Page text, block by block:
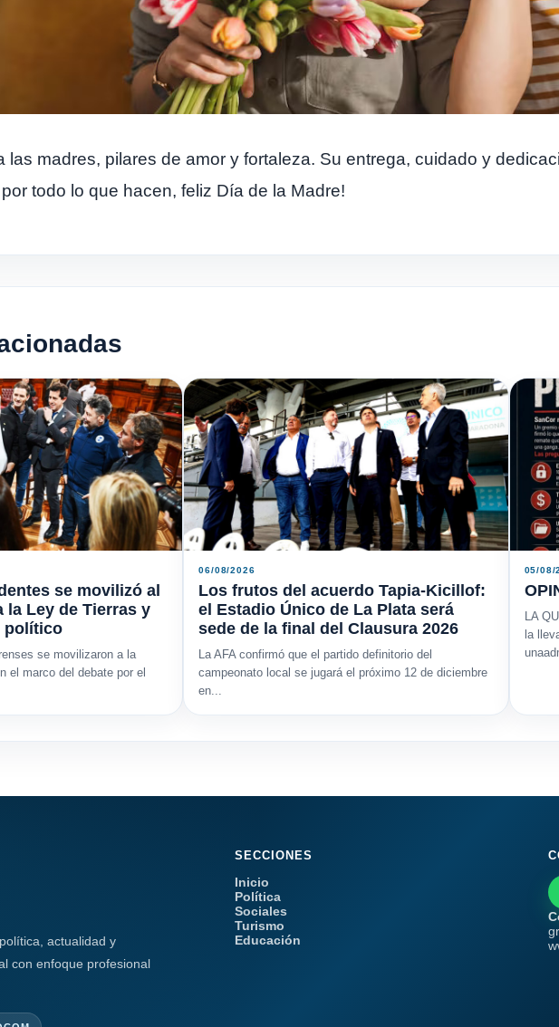
las madres, pilares de amor y fortaleza. Su entrega, cuidado y
todo lo que hacen, feliz Día de la Madre!
se movilizó al
la Ley de Tierras y
político
se movilizaron a la
el marco del debate por el
06/08/2026
Los frutos del acuerdo Tapia-Kicillof:
el Estadio Único de La Plata será
sede de la final del Clausura 2026
La AFA confirmó que el partido definitorio del
campeonato local se jugará el próximo 12 de diciembre
en...
05/08/
LA
la
actualidad y
con enfoque profesional
SECCIONES
Inicio
Política
Sociales
Turismo
Educación